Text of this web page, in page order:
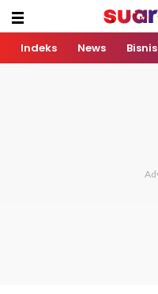
Indeks News Bisnis